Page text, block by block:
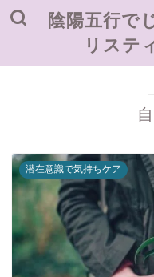
陰陽五行で
リステ
潜在意識で気持ちケア